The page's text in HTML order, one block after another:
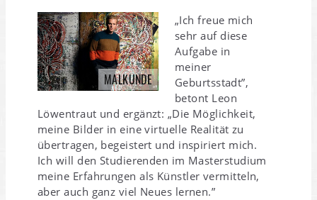
MALKUNDE
„Ich freue mich
sehr auf diese
Aufgabe in
meiner
Geburtsstadt”,
betont Leon
Löwentraut und ergänzt: „Die Möglichkeit,
meine Bilder in eine virtuelle Realität zu
übertragen, begeistert und inspiriert mich.
Ich will den Studierenden im Masterstudium
meine Erfahrungen als Künstler vermitteln,
aber auch ganz viel Neues lernen.”